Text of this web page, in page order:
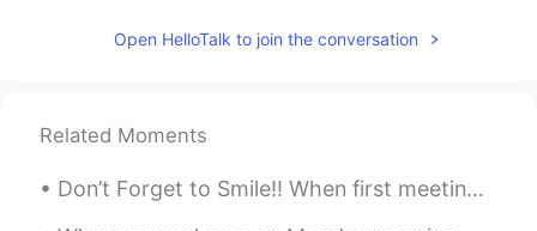
中世の医者より、現代科学は信頼できると
Oloshipa
これは医者だったんですね😱😱😱😱
Open HelloTalk to join the conversation
Related Moments
Don’t Forget to Smile!! When first meeting or greeting someone, offer them a warm smile. Smiling ...